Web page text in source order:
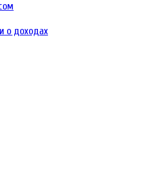
о доходах